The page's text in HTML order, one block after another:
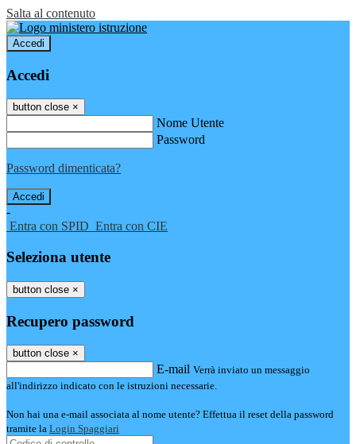
Salta al contenuto
Accedi
Accedi
button close ×
Nome Utente
Password
Password dimenticata?
-
Entra con SPID Entra con CIE
Seleziona utente
button close ×
Recupero password
button close ×
E-mail Verrà inviato un messaggio
all'indirizzo indicato con le istruzioni necessarie.
Non hai una e-mail associata al nome utente? Effettua il reset della password
tramite la Login Spaggiari